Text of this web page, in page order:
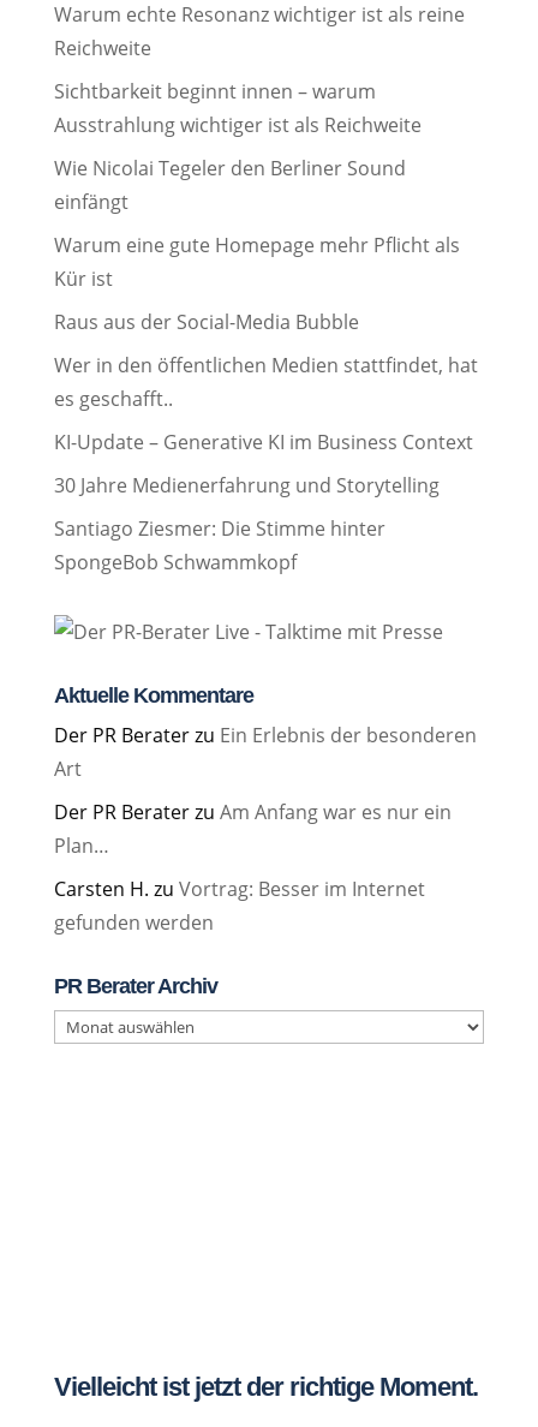
Warum echte Resonanz wichtiger ist als reine
Reichweite
Sichtbarkeit beginnt innen – warum
Ausstrahlung wichtiger ist als Reichweite
Wie Nicolai Tegeler den Berliner Sound
einfängt
Warum eine gute Homepage mehr Pflicht als
Kür ist
Raus aus der Social-Media Bubble
Wer in den öffentlichen Medien stattfindet, hat
es geschafft..
KI-Update – Generative KI im Business Context
30 Jahre Medienerfahrung und Storytelling
Santiago Ziesmer: Die Stimme hinter
SpongeBob Schwammkopf
Aktuelle Kommentare
Der PR Beraterzu Ein Erlebnis der besonderen
Art
Der PR Beraterzu Am Anfang war es nur ein
Plan…
Carsten H. zu Vortrag: Besser im Internet
gefunden werden
PR Berater Archiv
PR
Vielleicht ist jetzt der richtige Moment.